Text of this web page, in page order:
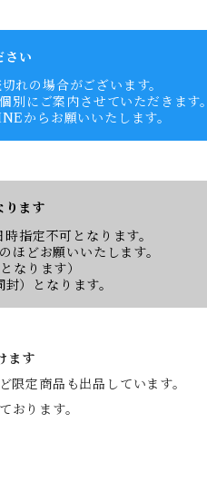
さい
れの場合がございます。
にご案内させていただきます。
からお願いいたします。
ります
指定不可となります。
ほどお願いいたします。
なります）
）となります。
ます
定商品も出品しています。
おります。